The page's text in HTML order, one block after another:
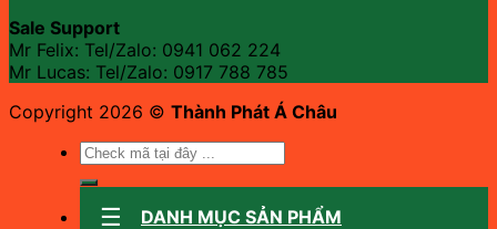
Sale Support
Mr Felix: Tel/Zalo: 0941 062 224
Mr Lucas: Tel/Zalo: 0917 788 785
Copyright 2026 © Thành Phát Á Châu
Tìm
kiếm:
DANH MỤC SẢN PHẨM